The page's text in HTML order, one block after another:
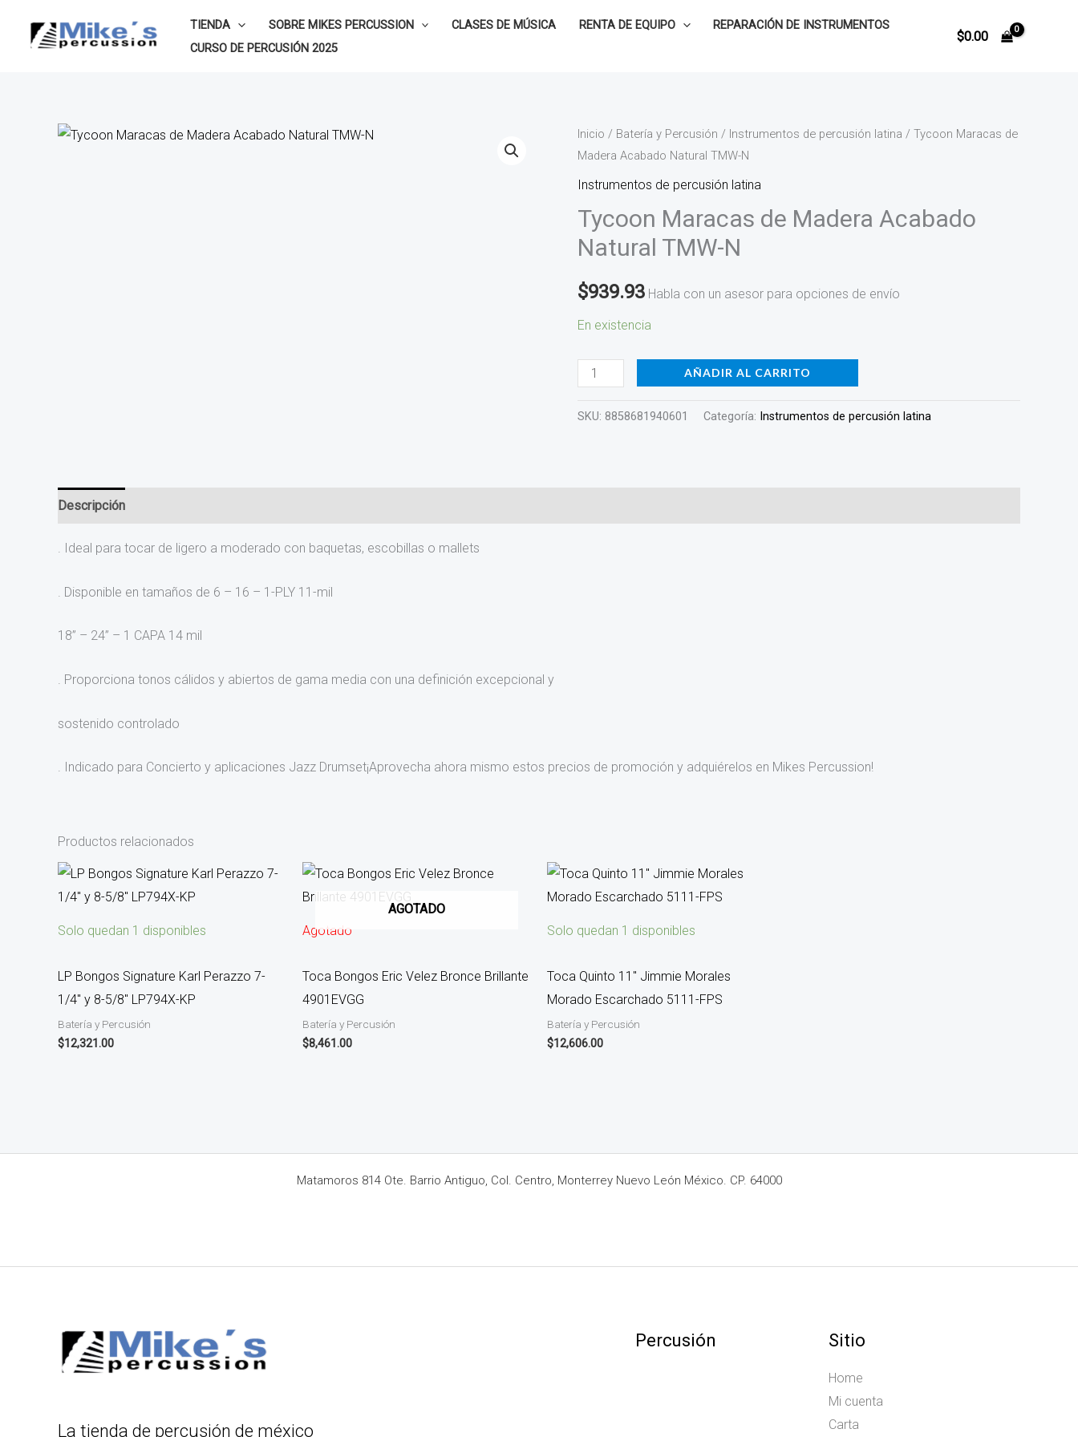
TIENDA SOBRE MIKES PERCUSSION CLASES DE MÚSICA RENTA DE EQUIPO
REPARACIÓN DE INSTRUMENTOS
CURSO DE PERCUSIÓN 2025
$0.00
Inicio / Batería y Percusión / Instrumentos de percusión latina / Tycoon Maracas de
Madera Acabado Natural TMW-N
Instrumentos de percusión latina
Tycoon Maracas de Madera Acabado
Natural TMW-N
$939.93 Habla con un asesor para opciones de envío
En existencia
Tycoon
Maracas
de
Acabado
Natural
N
cantidad
AÑADIR AL CARRITO
SKU: 8858681940601 Categoría: Instrumentos de percusión latina
Descripción
. Ideal para tocar de ligero a moderado con baquetas, escobillas o mallets
. Disponible en tamaños de 6 – 16 – 1-PLY 11-mil
18” – 24” – 1 CAPA 14 mil
. Proporciona tonos cálidos y abiertos de gama media con una definición excepcional y
sostenido controlado
. Indicado para Concierto y aplicaciones Jazz Drumset¡Aprovecha ahora mismo estos precios de promoción y adquiérelos en Mikes Percussion!
Productos relacionados
Solo quedan 1 disponibles
LP Bongos Signature Karl Perazzo 7-
1/4″ y 8-5/8″ LP794X-KP
Batería y Percusión
$12,321.00
AGOTADO
Agotado
Toca Bongos Eric Velez Bronce Brillante
4901EVGG
Batería y Percusión
$8,461.00
Solo quedan 1 disponibles
Toca Quinto 11″ Jimmie Morales
Morado Escarchado 5111-FPS
Batería y Percusión
$12,606.00
Matamoros 814 Ote. Barrio Antiguo, Col. Centro, Monterrey Nuevo León México. CP. 64000
La tienda de percusión de méxico
Percusión Sitio
Home
Mi cuenta
Carta